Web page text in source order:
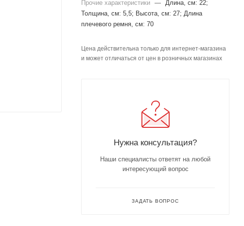
Прочие характеристики — Длина, см: 22;
Толщина, см: 5,5; Высота, см: 27; Длина
плечевого ремня, см: 70
Цена действительна только для интернет-магазина
и может отличаться от цен в розничных магазинах
Нужна консультация?
Наши специалисты ответят на любой
интересующий вопрос
ЗАДАТЬ ВОПРОС